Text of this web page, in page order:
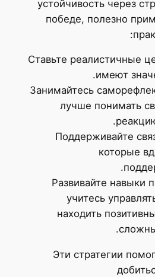
устойчивость через
победе, полезно
Ставьте реалистичные
имеют
Занимайтесь
лучше понимать
Поддерживайте
которые
Развивайте навыки
учитесь
находить
Эти стратегии